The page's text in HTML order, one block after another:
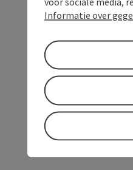
Informatie over